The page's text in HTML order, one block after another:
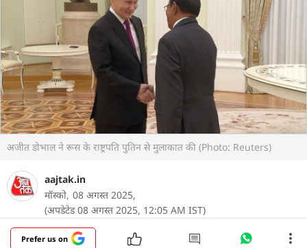
अजीत डोभाल ने रूस के राष्ट्रपति पुतिन से मुलाकात की (Photo: Reuters)
aajtak.in
मॉस्को, 08 अगस्त 2025,
(अपडेटेड 08 अगस्त 2025, 12:05 AM IST)
Prefer us on